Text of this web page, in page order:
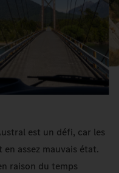
est un défi, car les
assez mauvais état.
raison du temps